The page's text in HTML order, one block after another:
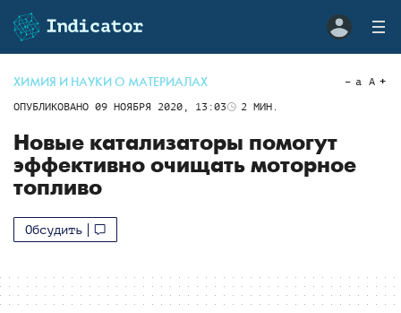
ХИМИЯ И НАУКИ О МАТЕРИАЛАХ
ОПУБЛИКОВАНО 09 НОЯБРЯ 2020, 13:03 2 МИН.
a A
Новые катализаторы помогут
эффективно очищать моторное
топливо
Обсудить